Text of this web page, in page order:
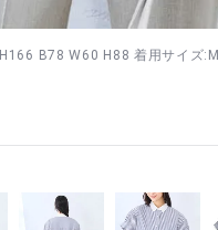
H166 B78 W60 H88 着用サイズ:M